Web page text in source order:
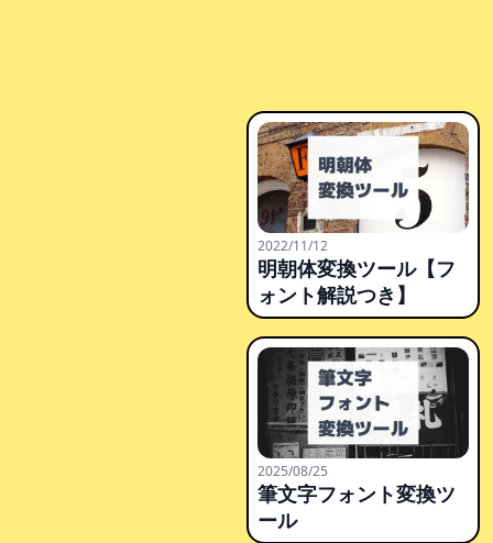
2022/11/12
明朝体変換ツール【フ
ォント解説つき】
2025/08/25
筆文字フォント変換ツ
ール